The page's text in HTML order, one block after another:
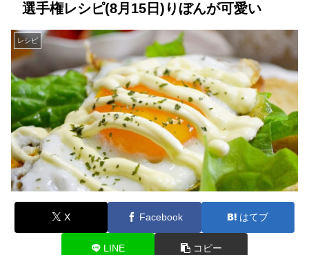
選手権レシピ(8月15日)りぼんが可愛い
レシピ
X Facebook はてブ
LINE コピー